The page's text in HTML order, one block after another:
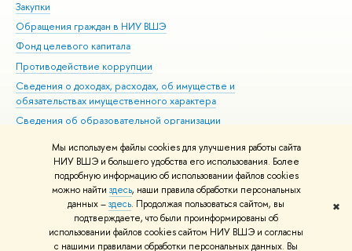
Мы используем файлы cookies для улучшения работы сайта
НИУ ВШЭ и большего удобства его использования. Более
подробную информацию об использовании файлов cookies
можно найти здесь, наши правила обработки персональных
данных –здесь. Продолжая пользоваться сайтом, вы
подтверждаете, что были проинформированы об
использовании файлов cookies сайтом НИУ ВШЭ и согласны
с нашими правилами обработки персональных данных. Вы
✖
Закупки
Обращения граждан в НИУ ВШЭ
Фонд целевого капитала
Противодействие коррупции
Сведения о доходах, расходах, об имуществе и
обязательствах имущественного характера
Сведения об образовательной организации
Людям с ограниченными возможностями здоровья
Единая платежная страница
Работа в Вышке
© НИУ ВШЭ 1993–2026 Адреса и контакты Условия использования
материалов Политика конфиденциальности Карта сайта